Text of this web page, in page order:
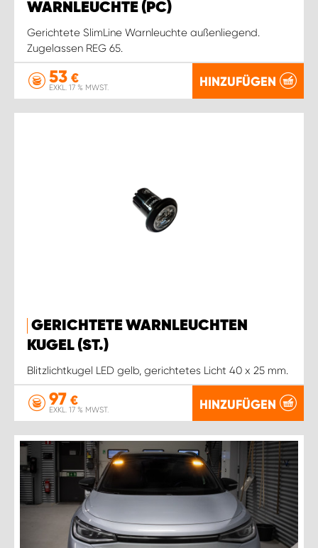
WARNLEUCHTE (PC)
Gerichtete SlimLine Warnleuchte außenliegend.
Zugelassen REG 65.
53 €
EXKL. 17 % MWST. HINZUFÜGEN
GERICHTETE WARNLEUCHTEN
KUGEL (ST.)
Blitzlichtkugel LED gelb, gerichtetes Licht 40 x 25 mm.
97 €
EXKL. 17 % MWST. HINZUFÜGEN